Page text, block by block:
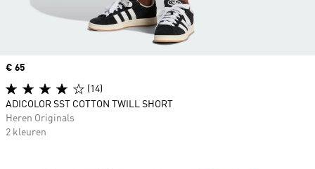
Price
€ 65
(14)
ADICOLOR SST COTTON TWILL SHORT
Heren Originals
2 kleuren